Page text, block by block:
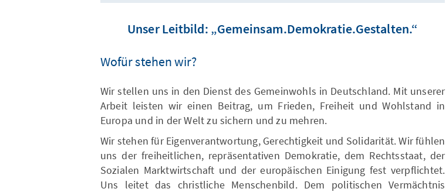
Unser Leitbild: „Gemeinsam.Demokratie.Gestalten.“
Wofür stehen wir?
Wir stellen uns in den Dienst des Gemeinwohls in Deutschland. Mit unserer
Arbeit leisten wir einen Beitrag, um Frieden, Freiheit und Wohlstand in
Europa und in der Welt zu sichern und zu mehren.
Wir stehen für Eigenverantwortung, Gerechtigkeit und Solidarität. Wir fühlen
uns der freiheitlichen, repräsentativen Demokratie, dem Rechtsstaat, der
Sozialen Marktwirtschaft und der europäischen Einigung fest verpflichtet.
Uns leitet das christliche Menschenbild. Dem politischen Vermächtnis